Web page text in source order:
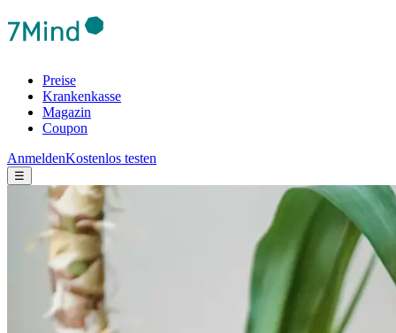
Preise
Krankenkasse
Magazin
Coupon
AnmeldenKostenlos testen
☰